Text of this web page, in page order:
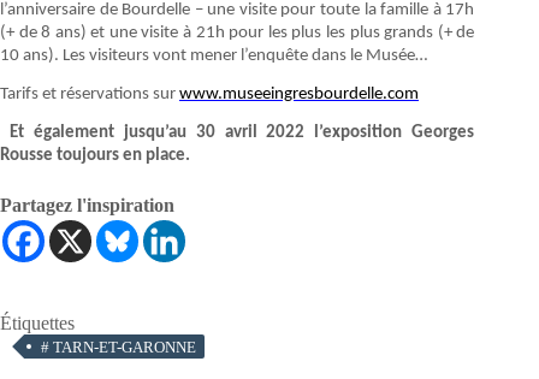
l’anniversaire de Bourdelle – une visite pour toute la famille à 17h
(+ de 8 ans) et une visite à 21h pour les plus les plus grands (+ de
10 ans). Les visiteurs vont mener l’enquête dans le Musée…
Tarifs et réservations sur www.museeingresbourdelle.com
Et également jusqu’au 30 avril 2022 l’exposition Georges
Rousse toujours en place.
Partagez l'inspiration
Étiquettes
# TARN-ET-GARONNE